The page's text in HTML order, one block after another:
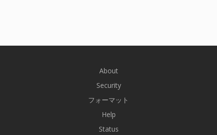
About
Security
フォーマット
Help
Status